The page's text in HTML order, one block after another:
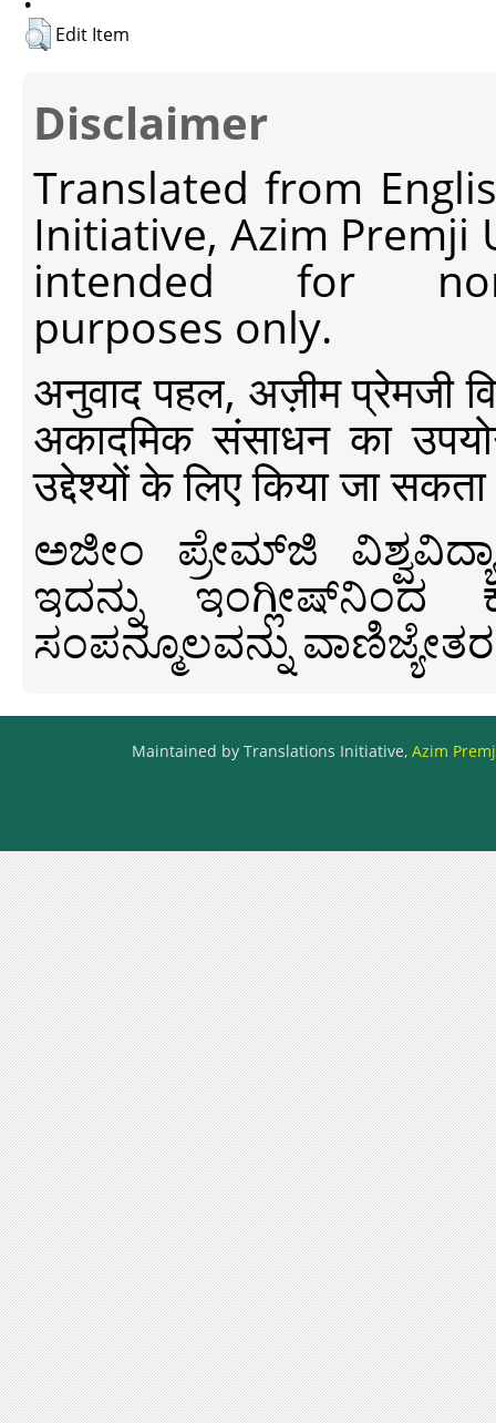
Edit Item
Disclaimer
Translated from
Initiative, Azim Premji
intended for non-
purposes only.
अनुवाद पहल, अज़ीम प्रेमजी
अकादमिक संसाधन का
उद्देश्यों के लिए किया जा
ಅಜೀಂ ಪ್ರೇಮ್‍ಜಿ
ಇದನ್ನು ಇಂಗ್ಲೀಷ್‍ನಿಂದ
ಸಂಪನ್ಮೂಲವನ್ನು
Maintained by Translations Initiative, Azim